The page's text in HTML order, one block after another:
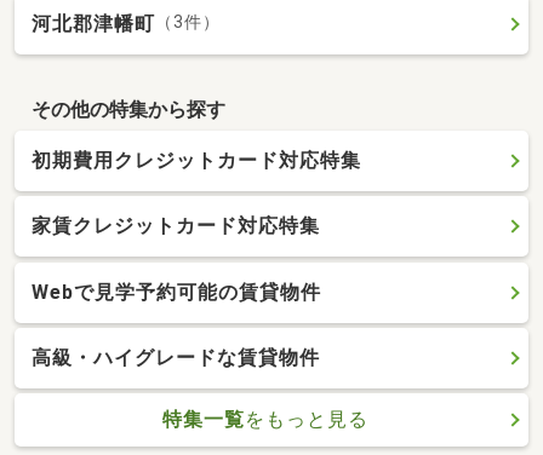
河北郡津幡町 （3件）
その他の特集から探す
初期費用クレジットカード対応特集
家賃クレジットカード対応特集
Webで見学予約可能の賃貸物件
高級・ハイグレードな賃貸物件
特集一覧をもっと見る